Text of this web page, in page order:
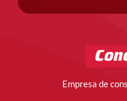
Empresa de